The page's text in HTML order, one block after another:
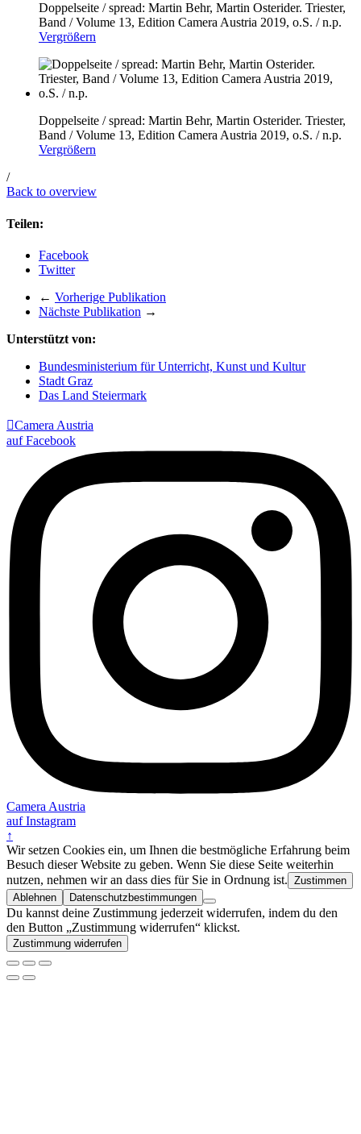
Doppelseite / spread: Martin Behr, Martin Osterider. Triester,
Band / Volume 13, Edition Camera Austria 2019, o.S. / n.p.
Vergrößern
Doppelseite / spread: Martin Behr, Martin Osterider. Triester,
Band / Volume 13, Edition Camera Austria 2019, o.S. / n.p.
Vergrößern
/
Back to overview
Teilen:
Facebook
Twitter
← Vorherige Publikation
Nächste Publikation →
Unterstützt von:
Bundesministerium für Unterricht, Kunst und Kultur
Stadt Graz
Das Land Steiermark
Camera Austria
auf Facebook
Camera Austria
auf Instagram
↑
Wir setzen Cookies ein, um Ihnen die bestmögliche Erfahrung beim
Besuch dieser Website zu geben. Wenn Sie diese Seite weiterhin
nutzen, nehmen wir an dass dies für Sie in Ordnung ist. Zustimmen
Ablehnen
Datenschutzbestimmungen
Du kannst deine Zustimmung jederzeit widerrufen, indem du den
den Button „Zustimmung widerrufen“ klickst.
Zustimmung widerrufen